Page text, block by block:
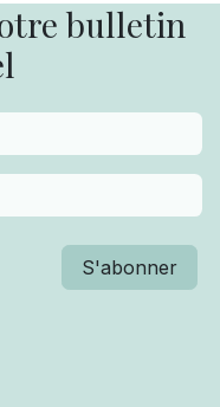
bulletin
S'abonner